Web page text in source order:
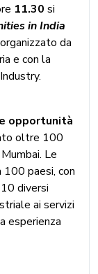
11.30 si
in India
da
e con la
opportunità
oltre 100
Le
paesi, con
diversi
ai servizi
esperienza